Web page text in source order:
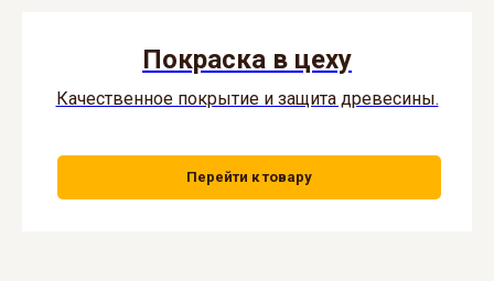
Покраска в цеху
Качественное покрытие и защита древесины.
Перейти к товару